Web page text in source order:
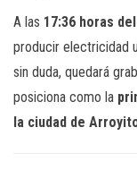
A las 17:36 horas
producir electricidad
sin duda, quedará
posiciona como la
la ciudad de